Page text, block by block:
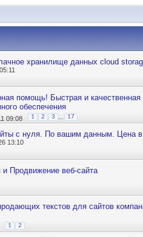
хранилище данных cloud
помощь! Быстрая и качественная
обеспечения
09:08 1 2 3 17
с нуля. По вашим данным. Цена в
13:10
Продвижение веб-сайта
текстов для сайтов
1 2